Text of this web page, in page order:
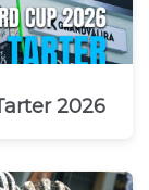
2026